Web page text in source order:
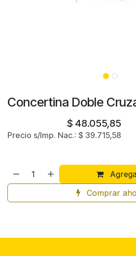
Concertina Doble
$ 48.055,85
Precio s/Imp. Nac.: $ 39.715,58
Comprar